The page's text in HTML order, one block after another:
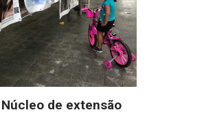
Núcleo de extensão